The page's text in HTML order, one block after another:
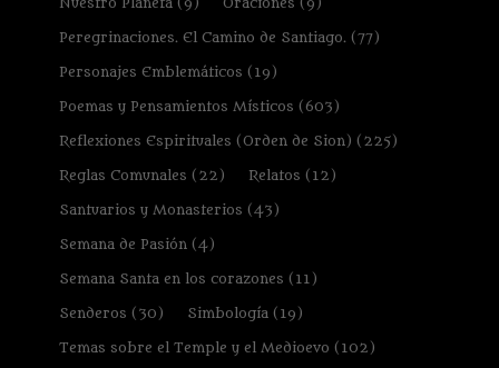
Peregrinaciones. El Camino de Santiago.(77)
Personajes Emblemáticos (19)
Poemas y Pensamientos Místicos (603)
Reflexiones Espirituales (Orden de Sion) (225)
Reglas Comunales (22) Relatos (12)
Santuarios y Monasterios (43)
Semana de Pasión(4)
Semana Santa en los corazones (11)
Senderos (30) Simbología(19)
Temas sobre el Temple y el Medioevo (102)